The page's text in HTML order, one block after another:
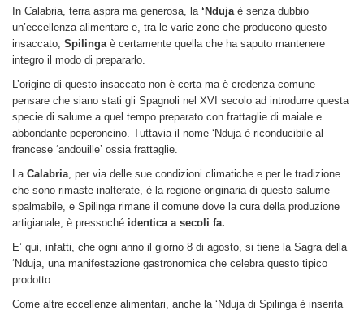
In Calabria, terra aspra ma generosa, la ‘Nduja è senza dubbio
un’eccellenza alimentare e, tra le varie zone che producono questo
insaccato, Spilinga è certamente quella che ha saputo mantenere
integro il modo di prepararlo.
L’origine di questo insaccato non è certa ma è credenza comune
pensare che siano stati gli Spagnoli nel XVI secolo ad introdurre questa
specie di salume a quel tempo preparato con frattaglie di maiale e
abbondante peperoncino. Tuttavia il nome ‘Nduja è riconducibile al
francese ‘andouille’ ossia frattaglie.
La Calabria , per via delle sue condizioni climatiche e per le tradizione
che sono rimaste inalterate, è la regione originaria di questo salume
spalmabile, e Spilinga rimane il comune dove la cura della produzione
artigianale, è pressoché identica a secoli fa.
E’ qui, infatti, che ogni anno il giorno 8 di agosto, si tiene la Sagra della
‘Nduja, una manifestazione gastronomica che celebra questo tipico
prodotto.
Come altre eccellenze alimentari, anche la ‘Nduja di Spilinga è inserita